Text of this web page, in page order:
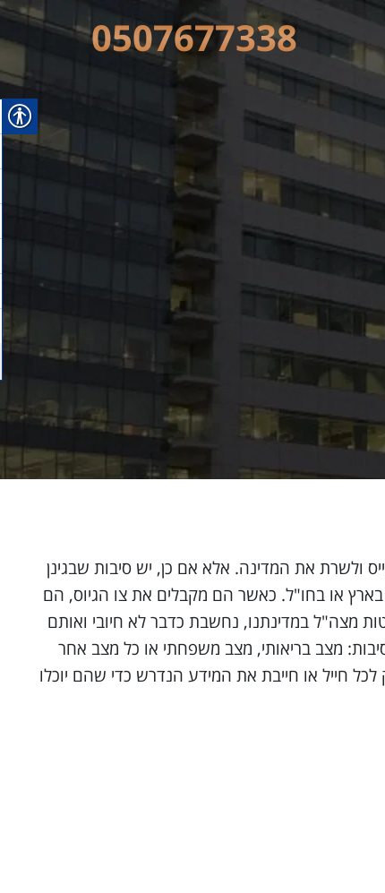
0507677338
שירות הביטחון בישראל שאומר: שכל נער ונערה שמגיעים לגיל 18, צריכים להתגייס ולשרת את המדינה. אלא אם כן, יש סיבות שבגינן
בארץ או בחו"ל. כאשר הם מקבלים את צו הגיוס, הם
מצה"ל במדינתנו, נחשבת כדבר לא חיובי ואותם
מצב בריאותי, מצב משפחתי או כל מצב אחר
חייל או חייבת את המידע הנדרש כדי שהם יוכלו